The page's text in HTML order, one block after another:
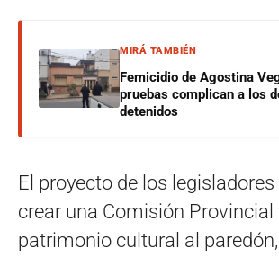
MIRÁ TAMBIÉN
Femicidio de Agostina
pruebas complican a los
detenidos
El proyecto de los
crear una Comisión Provincial
patrimonio cultural al